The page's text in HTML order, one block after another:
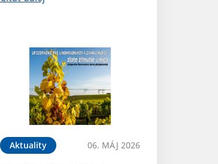
Aktuality 06. MÁJ 2026